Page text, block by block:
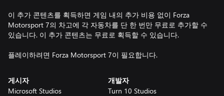
이 추가 콘텐츠를 획득하면 게임 내의 추가 비용 없이 Forza
Motorsport 7의 차고에 각 자동차를 단 한 번만 무료로 추가할 수
있습니다. 이 추가 콘텐츠는 무료로 획득할 수 있습니다.
플레이하려면 Forza Motorsport 7이 필요합니다.
게시자
Microsoft Studios
개발자
Turn 10 Studios